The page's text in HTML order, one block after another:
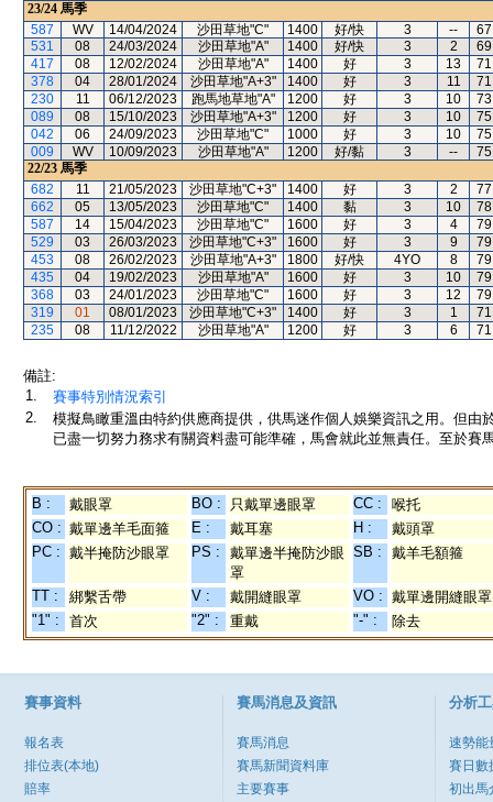
23/24 馬季
587
WV 14/04/2024 沙田草地"C" 1400 好/快 3 --
67
531
08 24/03/2024 沙田草地"A" 1400 好/快 3 2
69
417
08 12/02/2024 沙田草地"A" 1400 好 3 13
71
378
04 28/01/2024 沙田草地"A+3" 1400 好 3 11
71
230
11 06/12/2023 跑馬地草地"A" 1200 好 3 10
73
089
08 15/10/2023 沙田草地"A+3" 1200 好 3 10
75
042
06 24/09/2023 沙田草地"C" 1000 好 3 10
75
009
WV 10/09/2023 沙田草地"A" 1200 好/黏 3 --
75
22/23 馬季
682
11 21/05/2023 沙田草地"C+3" 1400 好 3 2
77
662
05 13/05/2023 沙田草地"C" 1400 黏 3 10
78
587
14 15/04/2023 沙田草地"C" 1600 好 3 4
79
529
03 26/03/2023 沙田草地"C+3" 1600 好 3 9
79
453
08 26/02/2023 沙田草地"A+3" 1800 好/快 4YO 8
79
435
04 19/02/2023 沙田草地"A" 1600 好 3 10
79
368
03 24/01/2023 沙田草地"C" 1600 好 3 12
79
319
01 08/01/2023 沙田草地"C+3" 1400 好 3 1
71
235
08 11/12/2022 沙田草地"A" 1200 好 3 6 71
備註:
1.
賽事特別情況索引
2.
模擬鳥瞰重溫由特約供應商提供，供馬迷作個人娛樂資訊之用。但
已盡一切努力務求有關資料盡可能準確，馬會就此並無責任。至於賽
B : 戴眼罩 BO : 只戴單邊眼罩 CC :
喉托
CO : 戴單邊羊毛面箍 E : 戴耳塞 H :
戴頭罩
PC : 戴半掩防沙眼罩 PS :
戴單邊半掩防沙眼
罩
SB : 戴羊毛額箍
TT : 綁繫舌帶 V : 戴開縫眼罩 VO : 戴單邊開縫眼罩
"1" :
首次 "2" : 重戴 "-" : 除去
賽事資料
報名表
排位表(本地)
賠率
賽馬消息及資訊
賽馬消息
賽馬新聞資料庫
主要賽事
分析
速勢能
賽日數
初出馬